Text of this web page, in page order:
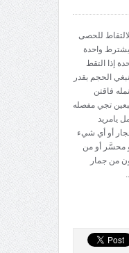
للحصى
يشترط واحدة
إذا التقط
الحجم بقدر
فاقتن
تجي مفصله
يامريد
أو أي شيء
محسَّر أو من
من جمار